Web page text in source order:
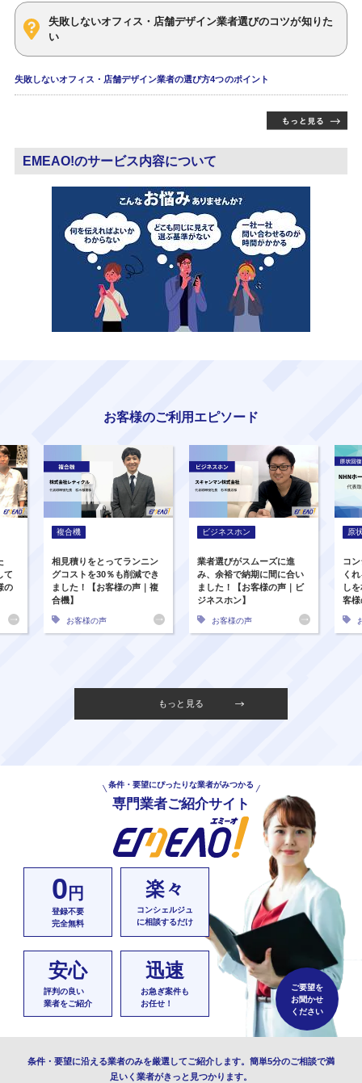
失敗しないオフィス・店舗デザイン業者選びのコツが知りた
い
失敗しないオフィス・店舗デザイン業者の選び方4つのポイント
EMEAO!のサービス内容について
お客様のご利用エピソード
て
の
複合機
相見積りをとってランニン
グコストを30％も削減でき
ました！【お客様の声｜複
合機】
お客様の声
ビジネスホン
業者選びがスムーズに進
み、余裕で納期に間に合い
ました！【お客様の声｜ビ
ジネスホン】
お客様の声
原
コ
く
し
客
もっと見る
条件・要望にぴったりな業者がみつかる
専門業者ご紹介サイト
0 円
登録不要
完全無料
楽々
コンシェルジュ
に相談するだけ
安心
評判の良い
業者をご紹介
迅速
お急ぎ案件も
お任せ！
ご要望を
お聞かせ
ください
条件・要望に沿える業者のみを厳選してご紹介します。簡単5分のご相談で満
足いく業者がきっと見つかります。